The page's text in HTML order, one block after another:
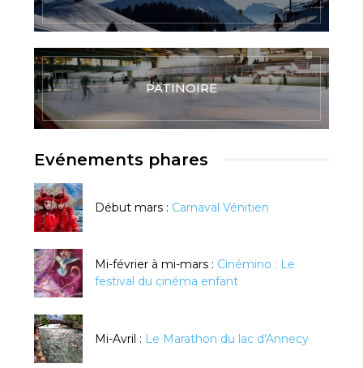
PATINOIRE
Evénements phares
Début mars : Carnaval Vénitien
Mi-février à mi-mars : Cinémino : Le
festival du cinéma enfant
Mi-Avril : Le Marathon du lac d'Annecy